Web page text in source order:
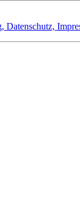
Datenschutz,